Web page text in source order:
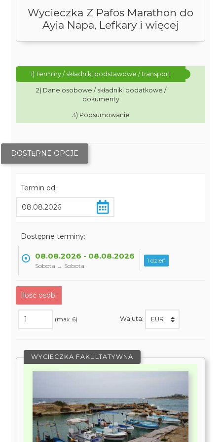
Wycieczka Z Pafos Marathon do
Ayia Napa, Lefkary i więcej
1) Terminy / składniki podstawowe / transport
2) Dane osobowe / składniki dodatkowe /
dokumenty
3) Podsumowanie
DOSTĘPNE OPCJE
Termin od:
Dostępne terminy:
08.08.2026 - 08.08.2026
Sobota → Sobota
1 dzień
Ilość osób:
(max. 6) Waluta:
WYCIECZKA FAKULTATYWNA